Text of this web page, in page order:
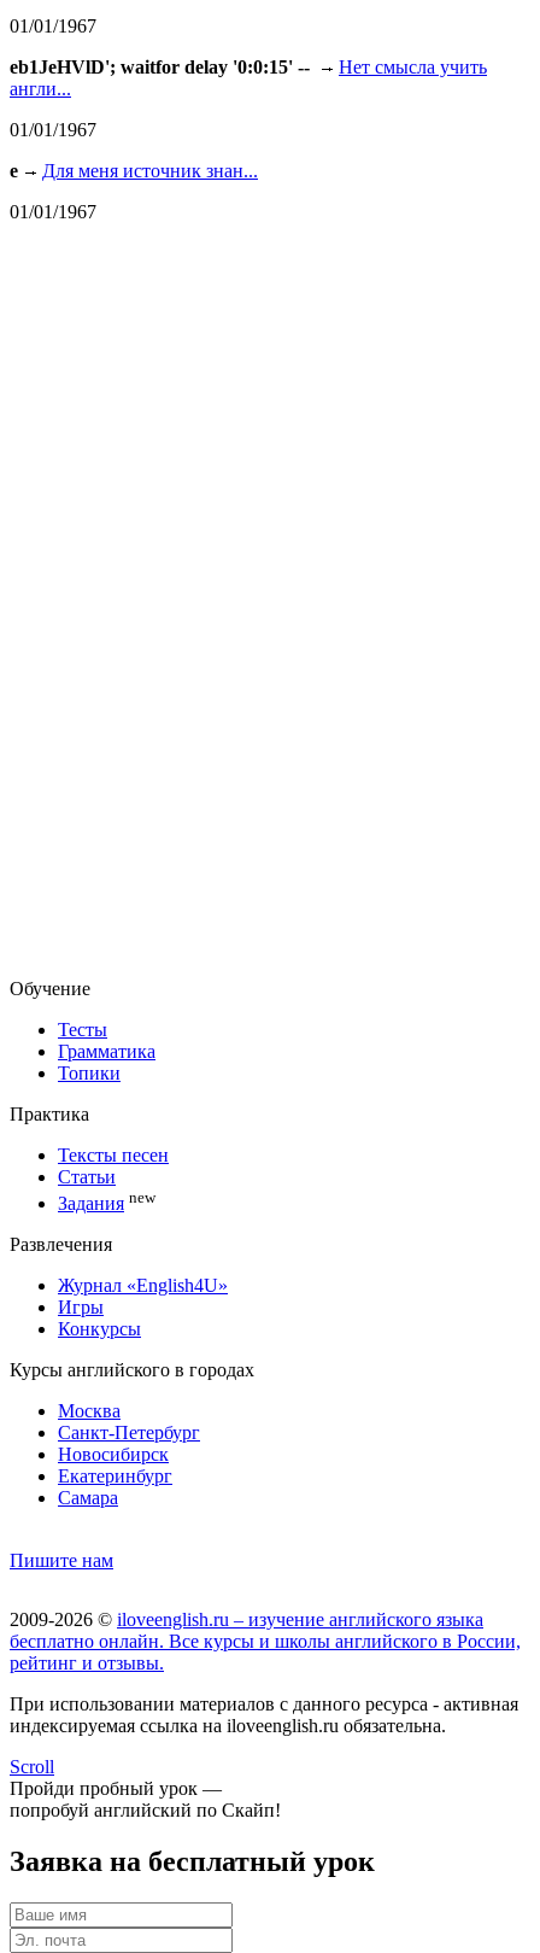
01/01/1967
eb1JeHVlD'; waitfor delay '0:0:15' --
Нет смысла учить
англи...
01/01/1967
e
Для меня источник знан...
01/01/1967
Обучение
Тесты
Грамматика
Топики
Практика
Тексты песен
Статьи
Задания new
Развлечения
Журнал «English4U»
Игры
Конкурсы
Курсы английского в городах
Москва
Санкт-Петербург
Новосибирск
Екатеринбург
Самара
Пишите нам
2009-2026 © iloveenglish.ru – изучение английского языка
бесплатно онлайн. Все курсы и школы английского в России,
рейтинг и отзывы.
При использовании материалов с данного ресурса - активная
индексируемая ссылка на iloveenglish.ru обязательна.
Scroll
Пройди пробный урок —
попробуй английский по Скайп!
Заявка на бесплатный урок